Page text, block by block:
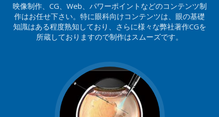
映像制作、CG、Web、パワーポイントなどのコンテンツ制
作はお任せ下さい。特に眼科向けコンテンツは、眼の基礎
知識はある程度熟知しており、さらに様々な弊社著作CGを
所蔵しておりますので制作はスムーズです。